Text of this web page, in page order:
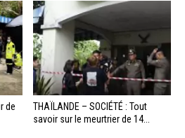
de
THAÏLANDE – SOCIÉTÉ : Tout
savoir sur le meurtrier de 14...